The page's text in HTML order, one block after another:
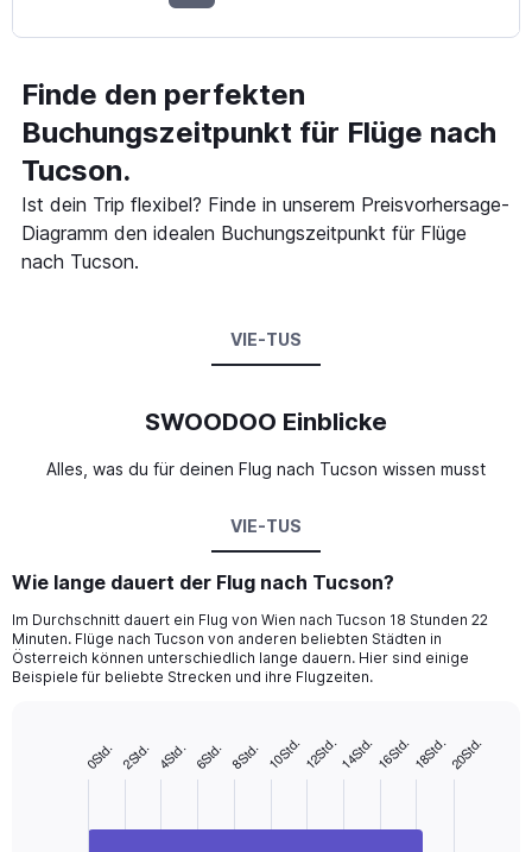
Finde den perfekten
Buchungszeitpunkt für Flüge nach
Tucson.
Ist dein Trip flexibel? Finde in unserem Preisvorhersage-
Diagramm den idealen Buchungszeitpunkt für Flüge
nach Tucson.
VIE-TUS
SWOODOO Einblicke
Alles, was du für deinen Flug nach Tucson wissen musst
VIE-TUS
Wie lange dauert der Flug nach Tucson?
Im Durchschnitt dauert ein Flug von Wien nach Tucson 18 Stunden 22
Minuten. Flüge nach Tucson von anderen beliebten Städten in
Österreich können unterschiedlich lange dauern. Hier sind einige
Beispiele für beliebte Strecken und ihre Flugzeiten.
0Std. 2Std. 4Std. 6Std. 8Std. 10Std.12Std.14Std.16Std.18Std.20Std.